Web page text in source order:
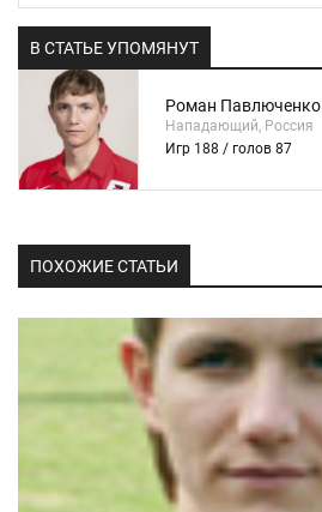
В СТАТЬЕ УПОМЯНУТ
Роман Павлюченко
Нападающий, Россия
Игр 188 / голов 87
ПОХОЖИЕ СТАТЬИ